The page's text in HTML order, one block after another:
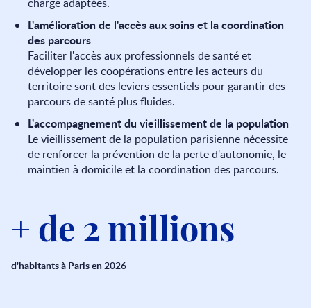
L'amélioration de l'accès aux soins et la coordination
des parcours
Faciliter l'accès aux professionnels de santé et
développer les coopérations entre les acteurs du
territoire sont des leviers essentiels pour garantir des
parcours de santé plus fluides.
L'accompagnement du vieillissement de la population
Le vieillissement de la population parisienne nécessite
de renforcer la prévention de la perte d'autonomie, le
maintien à domicile et la coordination des parcours.
+ de 2 millions
d'habitants à Paris en 2026